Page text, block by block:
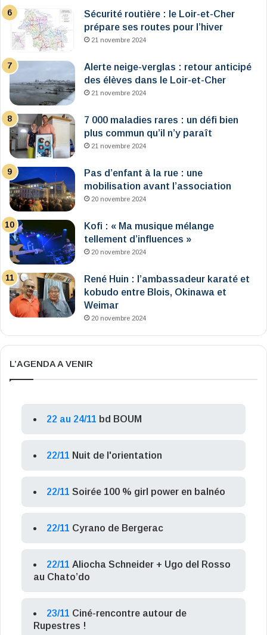
Sécurité routière : le Loir-et-Cher
prépare ses routes pour l’hiver
21 novembre 2024
Alerte neige-verglas : retour anticipé
des élèves dans le Loir-et-Cher
21 novembre 2024
7 000 maladies rares : un défi bien
plus commun qu’il n’y paraît
21 novembre 2024
Pas d’enfant à la rue : une
mobilisation avant l’association
20 novembre 2024
Kofi : « Ma musique mélange
tellement d’influences »
20 novembre 2024
René Huin : l’ambassadeur karaté et
kobudo entre Blois, Okinawa et
Weimar
20 novembre 2024
L’AGENDA A VENIR
22 au 24/11 bd BOUM
22/11 Nuit de l'orientation
22/11 Soirée 100 % girl power en balnéo
22/11 Cyrano de Bergerac
22/11 Aliocha Schneider + Ugo del Rosso
au Chato’do
23/11 Ciné-rencontre autour de
Rupestres !